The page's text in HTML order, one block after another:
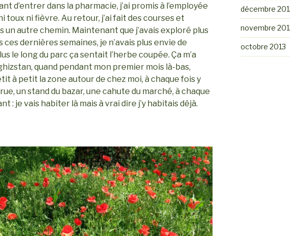
d’entrer dans la pharmacie, j’ai promis à l’employée
toux ni fièvre. Au retour, j’ai fait des courses et
un autre chemin. Maintenant que j’avais exploré plus
ces dernières semaines, je n’avais plus envie de
le long du parc ça sentait l’herbe coupée. Ça m’a
quand pendant mon premier mois là-bas,
à petit la zone autour de chez moi, à chaque fois y
un stand du bazar, une cahute du marché, à chaque
: je vais habiter là mais à vrai dire j’y habitais déjà.
décembre
novembre
octobre 2013